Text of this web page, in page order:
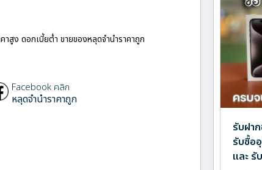
สูง ดอกเบี้ยต่ำ ขายของหลุดจำนำราคาถูก
Facebook คลิก
หลุดจำนำราคาถูก
รับฝา
รับซื้อ
และ รั